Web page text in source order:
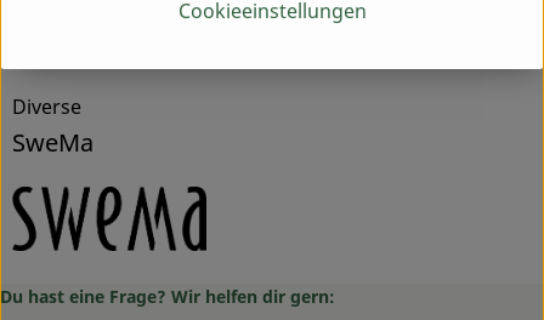
Diverse
SweMa
Du hast eine Frage? Wir helfen dir gern:
Cookieeinstellungen